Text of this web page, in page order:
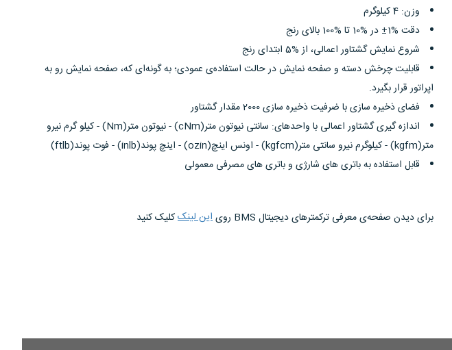
وزن: 4 کیلوگرم
دقت %1± در %10 تا %100 بالای رنج
شروع نمایش گشتاور اعمالی، از %5 ابتدای رنج
قابلیت چرخش دسته و صفحه نمایش در حالت استفاده‌ی عمودی؛ به گونه‌ای که، صفحه نمایش رو به
اپراتور قرار بگیرد.
فضای ذخیره سازی با ضرفیت ذخیره سازی 2000 مقدار گشتاور
اندازه گیری گشتاور اعمالی با واحدهای: سانتی نیوتون متر(cNm) - نیوتون متر(Nm) - کیلو گرم نیرو
متر(kgfm) - کیلوگرم نیرو سانتی متر(kgfcm) - اونس اینچ(ozin) - اینچ پوند(inlb) - فوت پوند(ftlb)
قابل استفاده به باتری های شارژی و باتری های مصرفی معمولی
برای دیدن صفحه‌ی معرفی ترکمتر‌های دیجیتال BMS روی این لینککلیک کنید
دارای
گواهی
کالیبره
قابل
استعلام
می‌باشند.
به
همراه
سری